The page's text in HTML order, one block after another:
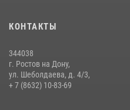
В донской столице Росгвардия
профилактических мероприятиях
27 июля 2026, 12:35
КОНТАКТЫ
344038
г. Ростов на Дону,
ул. Шеболдаева, д. 4/3,
+ 7 (8632) 10-83-69